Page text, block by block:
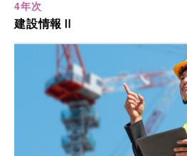
4年次
建設情報Ⅱ